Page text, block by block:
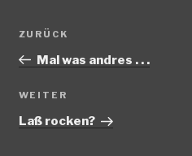
Beitragsnavigation
Vorheriger
Beitrag
ZURÜCK
Mal was andres . . .
Nächster
Beitrag
WEITER
Laß rocken?